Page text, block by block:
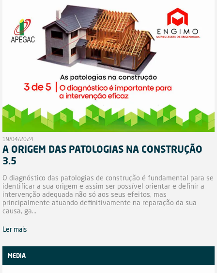
19/04/2024
A ORIGEM DAS PATOLOGIAS NA CONSTRUÇÃO
3.5
O diagnóstico das patologias de construção é fundamental para se
identificar a sua origem e assim ser possível orientar e definir a
intervenção adequada não só aos seus efeitos, mas
principalmente atuando definitivamente na reparação da sua
causa, ga...
Ler mais
MEDIA